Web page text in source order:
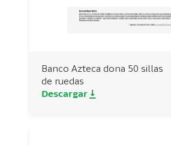
Banco Azteca dona 50 sillas
de ruedas
Descargar